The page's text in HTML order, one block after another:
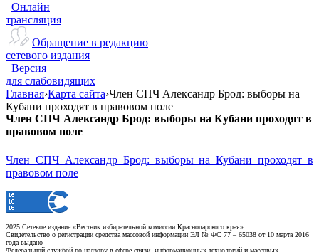
Онлайн
трансляция
Обращение в редакцию
сетевого издания
Версия
для слабовидящих
Главная›Карта сайта›Член СПЧ Александр Брод: выборы на
Кубани проходят в правовом поле
Член СПЧ Александр Брод: выборы на Кубани проходят в
правовом поле
Член СПЧ Александр Брод: выборы на Кубани проходят в
правовом поле
2025 Сетевое издание «Вестник избирательной комиссии Краснодарского края».
Свидетельство о регистрации средства массовой информации ЭЛ № ФС 77 – 65038 от 10 марта 2016
года выдано
Федеральной службой по надзору в сфере связи, информационных технологий и массовых